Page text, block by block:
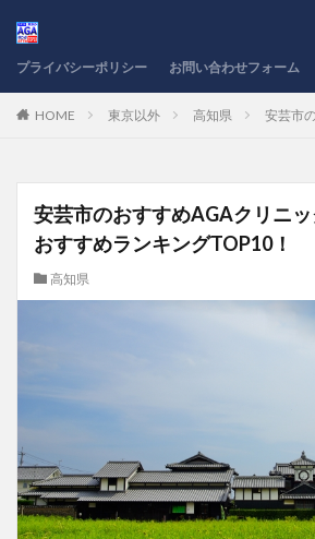
プライバシーポリシー お問い合わせフォーム
HOME 東京以外 高知県 安芸市
安芸市のおすすめAGAクリニ
おすすめランキングTOP10！
高知県